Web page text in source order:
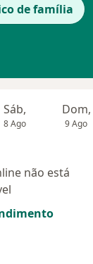
de família
Sáb,
8 Ago
Dom,
9 Ago
não está